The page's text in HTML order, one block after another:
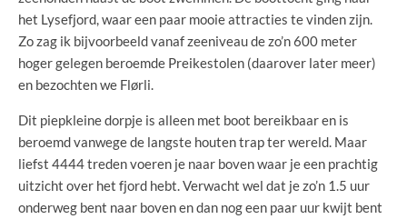
het Lysefjord, waar een paar mooie attracties te vinden zijn.
Zo zag ik bijvoorbeeld vanaf zeeniveau de zo’n 600 meter
hoger gelegen beroemde Preikestolen (daarover later meer)
en bezochten we Flørli.
Dit piepkleine dorpje is alleen met boot bereikbaar en is
beroemd vanwege de langste houten trap ter wereld. Maar
liefst 4444 treden voeren je naar boven waar je een prachtig
uitzicht over het fjord hebt. Verwacht wel dat je zo’n 1.5 uur
onderweg bent naar boven en dan nog een paar uur kwijt bent